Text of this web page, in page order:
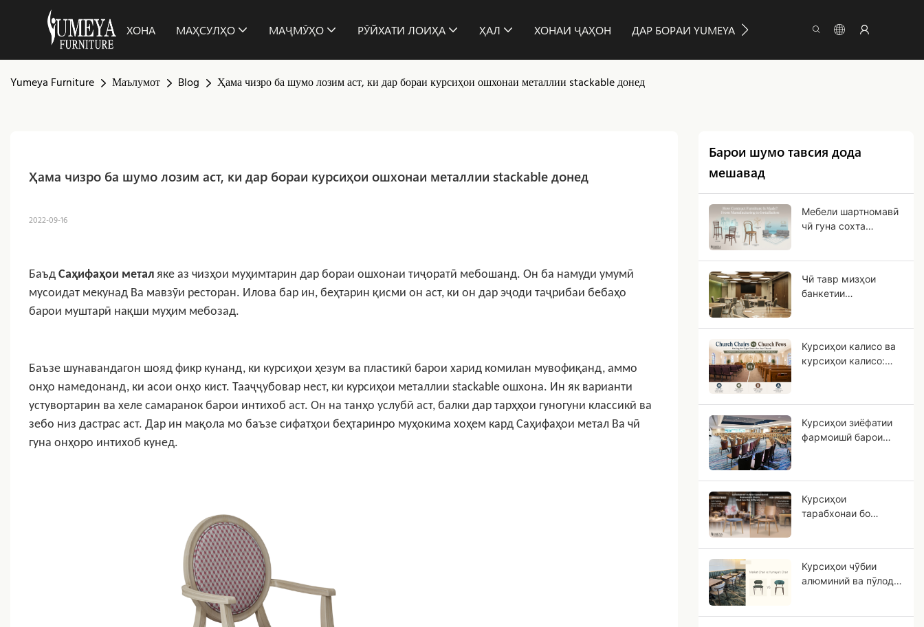
ХОНА МАҲСУЛҲО МАҶМӮҲО РӮЙХАТИ ЛОИҲА ҲАЛ ХОНАИ ҶАҲОН ДАР БОРАИ YUMEYA МАЪЛУМОТ ПАЙВАСТ
Yumeya Furniture Маълумот Blog Ҳама чизро ба шумо лозим аст, ки дар бораи курсиҳои ошхонаи металлии stackable донед
Ҳама чизро ба шумо лозим аст, ки дар бораи курсиҳои ошхонаи металлии stackable донед
2022-09-16
Баъд Саҳифаҳои метал яке аз чизҳои муҳимтарин дар бораи ошхонаи тиҷоратӣ мебошанд. Он ба намуди умумӣ
мусоидат мекунад Ва мавзӯи ресторан. Илова бар ин, беҳтарин қисми он аст, ки он дар эҷоди таҷрибаи бебаҳо
барои муштарӣ нақши муҳим мебозад.
Баъзе шунавандагон шояд фикр кунанд, ки курсиҳои ҳезум ва пластикӣ барои харид комилан мувофиқанд, аммо
онҳо намедонанд, ки асои онҳо кист. Тааҷҷубовар нест, ки курсиҳои металлии stackable ошхона. Ин як варианти
устувортарин ва хеле самаранок барои интихоб аст. Он на танҳо услубӣ аст, балки дар тарҳҳои гуногуни классикӣ ва
зебо низ дастрас аст. Дар ин мақола мо баъзе сифатҳои беҳтаринро муҳокима хоҳем кард Саҳифаҳои метал Ва чӣ
гуна онҳоро интихоб кунед.
Барои шумо тавсия дода
мешавад
Мебели шартномавӣ
чӣ гуна сохта
Чӣ тавр мизҳои
банкетии
мумкин аст?
Курсиҳои калисо ва
курсиҳои калисо:
шумо мувофиқ аст?
Курсиҳои зиёфатии
фармоишӣ барои
лоиҳаҳои
меҳмонхонаҳои
ситорадор
Курсиҳои
тарабхонаи бо
Курсиҳои чӯбии
алюминий ва пӯлодӣ: